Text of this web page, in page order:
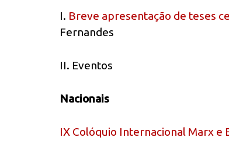
I. Breve apresentação de teses
Fernandes
II. Eventos
Nacionais
IX Colóquio Internacional Marx e